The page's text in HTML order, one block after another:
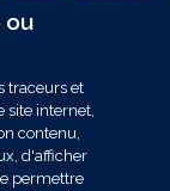
ou
traceurs et
site internet,
contenu,
d'afficher
permettre